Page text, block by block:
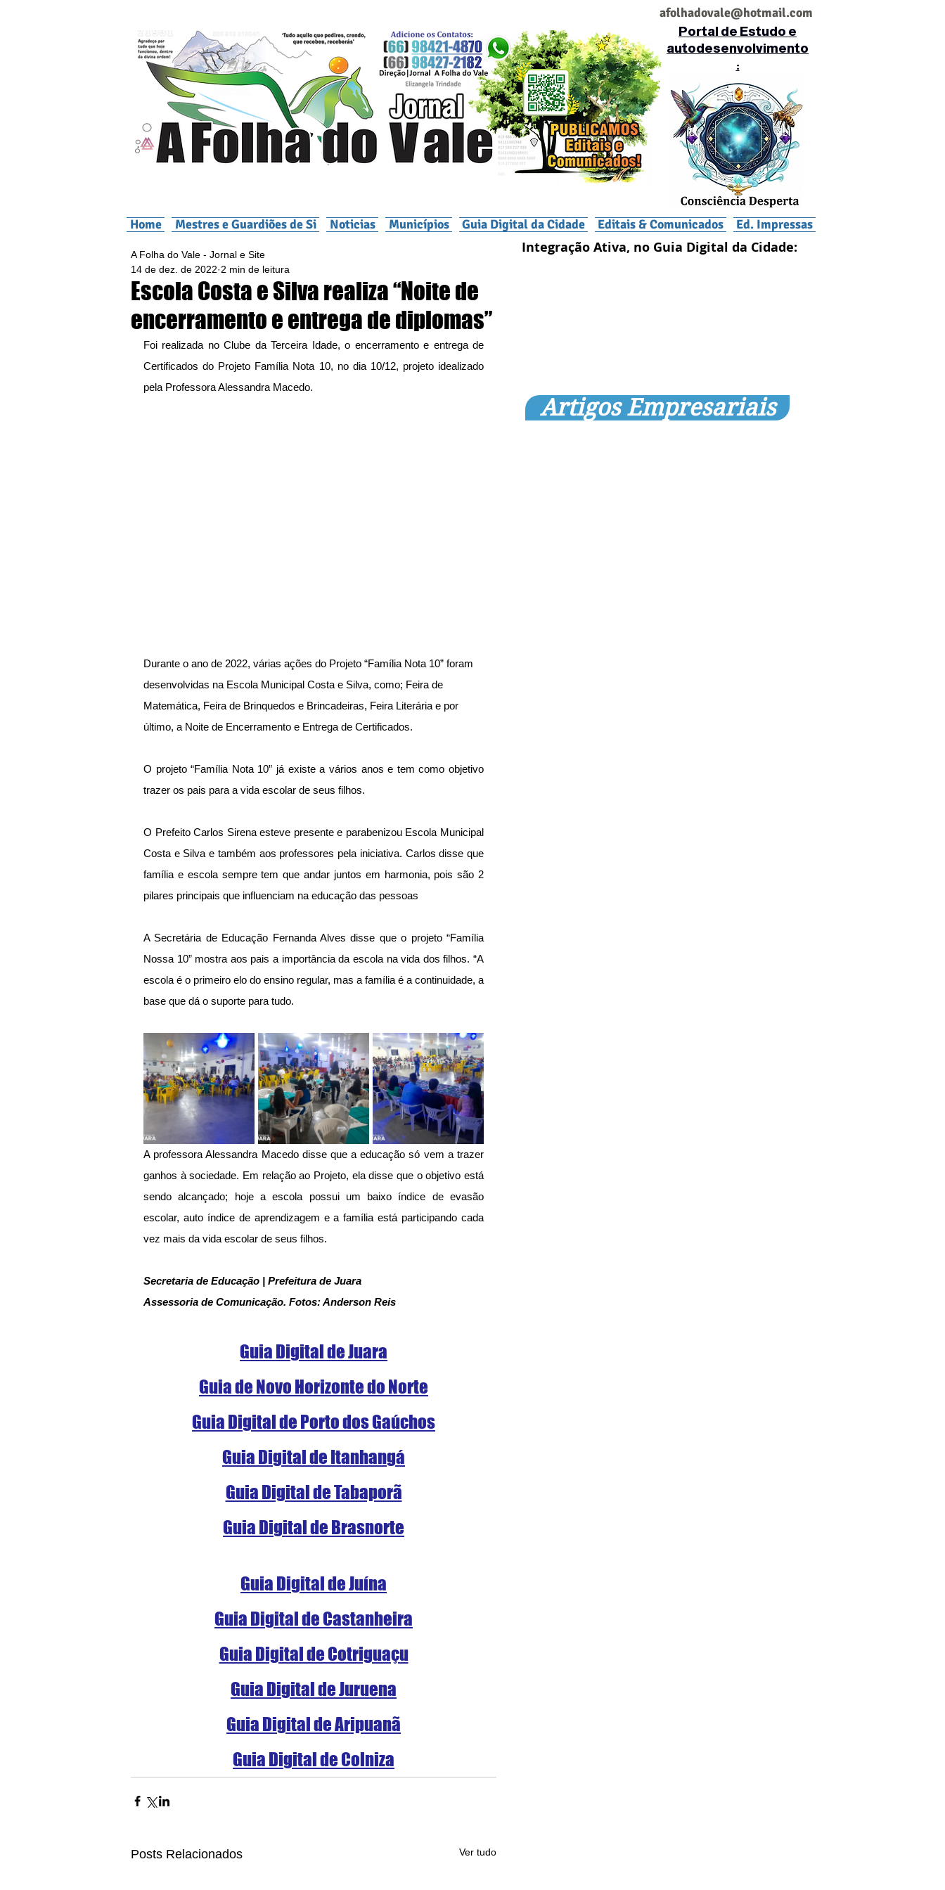
afolhadovale@hotmail.com
Portal de Estudo e
autodesenvolvimento
:
Home Mestres e Guardiões de Si Noticias Municípios Guia Digital da Cidade Editais & Comunicados Ed. Impressas
Escola Costa e Silva realiza “Noite de
encerramento e entrega de diplomas”
A Folha do Vale - Jornal e Site
14 de dez. de 2022 2 min de leitura
Foi realizada no Clube da Terceira Idade, o encerramento e entrega de
Certificados do Projeto Família Nota 10, no dia 10/12, projeto idealizado
pela Professora Alessandra Macedo.
Durante o ano de 2022, várias ações do Projeto “Família Nota 10” foram
desenvolvidas na Escola Municipal Costa e Silva, como; Feira de
Matemática, Feira de Brinquedos e Brincadeiras, Feira Literária e por
último, a Noite de Encerramento e Entrega de Certificados.
O projeto “Família Nota 10” já existe a vários anos e tem como objetivo
trazer os pais para a vida escolar de seus filhos.
O Prefeito Carlos Sirena esteve presente e parabenizou Escola Municipal
Costa e Silva e também aos professores pela iniciativa. Carlos disse que
família e escola sempre tem que andar juntos em harmonia, pois são 2
pilares principais que influenciam na educação das pessoas
A Secretária de Educação Fernanda Alves disse que o projeto “Família
Nossa 10” mostra aos pais a importância da escola na vida dos filhos. “A
escola é o primeiro elo do ensino regular, mas a família é a continuidade, a
base que dá o suporte para tudo.
A professora Alessandra Macedo disse que a educação só vem a trazer
ganhos à sociedade. Em relação ao Projeto, ela disse que o objetivo está
sendo alcançado; hoje a escola possui um baixo índice de evasão
escolar, auto índice de aprendizagem e a família está participando cada
vez mais da vida escolar de seus filhos.
Secretaria de Educação | Prefeitura de Juara
Assessoria de Comunicação. Fotos: Anderson Reis
Guia Digital de Juara
Guia de Novo Horizonte do Norte
Guia Digital de Porto dos Gaúchos
Guia Digital de Itanhangá
Guia Digital de Tabaporã
Guia Digital de Brasnorte
Guia Digital de Juína
Guia Digital de Castanheira
Guia Digital de Cotriguaçu
Guia Digital de Juruena
Guia Digital de Aripuanã
Guia Digital de Colniza
Posts Relacionados Ver tudo
Integração Ativa, no Guia Digital da Cidade:
Artigos Empresariais